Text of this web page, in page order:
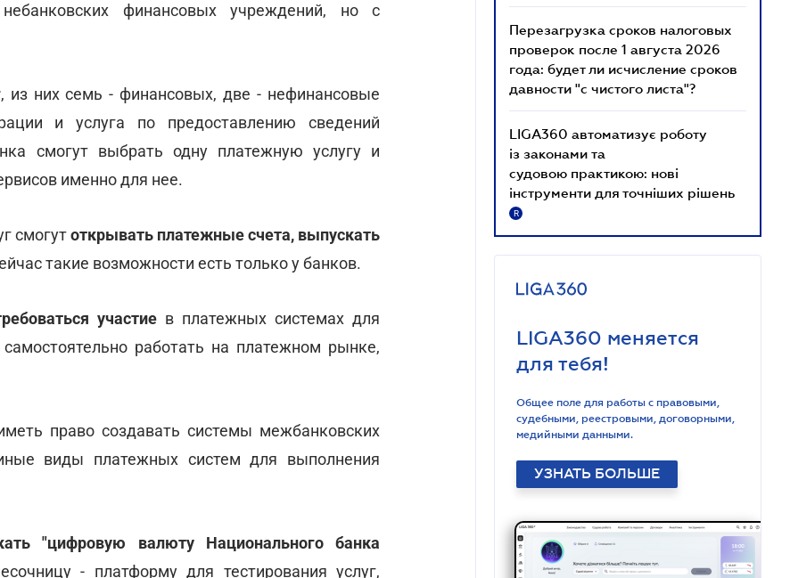
финансовых учреждений, но с
, из них семь - финансовых, две - нефинансовые
и услуга по предоставлению сведений
смогут выбрать одну платежную услугу и
именно для нее.
смогутоткрывать платежные счета, выпускать
такие возможности есть только у банков.
участиев платежных системах для
работать на платежном рынке,
право создавать системы межбанковских
виды платежных систем для выполнения
"цифровую валюту Национального банка
- платформу для тестирования услуг,
Перезагрузка сроков налоговых
проверок после 1 августа 2026
года: будет ли исчисление сроков
давности "с чистого листа"?
LIGA360 автоматизує роботу
із законами та
судовою практикою: нові
інструменти для точніших рішень
R
LIGA360 меняется
для тебя!
Общее поле для работы с правовыми,
судебными, реестровыми, договорными,
медийными данными.
УЗНАТЬ БОЛЬШЕ